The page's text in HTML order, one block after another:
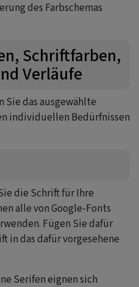
des Farbschemas
Schriftfarben,
Verläufe
Sie das ausgewählte
individuellen Bedürfnissen
die Schrift für Ihre
alle von Google-Fonts
Fügen Sie dafür
in das dafür vorgesehene
Serifen eignen sich